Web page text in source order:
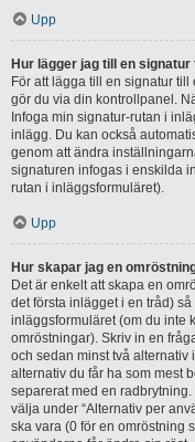
Upp
Hur lägger jag till en
För att lägga till en signatur
gör du via din kontrollpanel.
Infoga min signatur-rutan i
inlägg. Du kan också
genom att ändra
signaturen infogas i enskilda
rutan i inläggsformuläret).
Upp
Hur skapar jag en
Det är enkelt att skapa en
det första inlägget i en tråd)
inläggsformuläret (om du inte
omröstningar). Skriv in en
och sedan minst två alternativ
alternativ du får ha som mest
separerat med en
välja under “Alternativ per
ska vara (0 för en omröstning